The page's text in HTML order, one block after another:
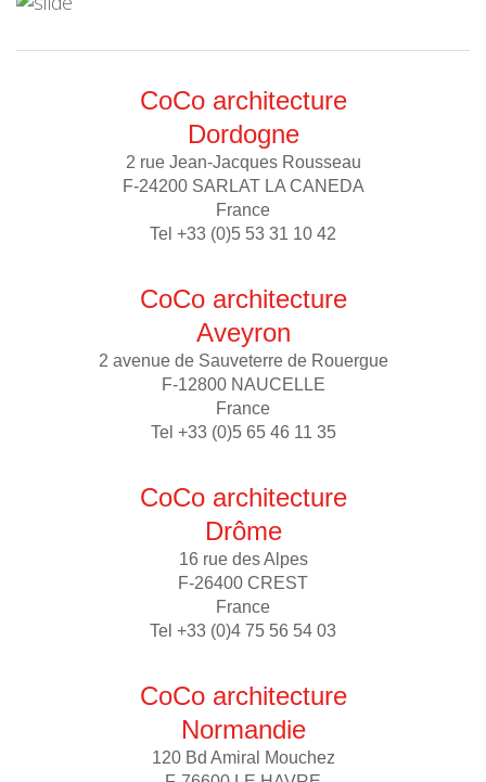
CoCo architecture
Dordogne
2 rue Jean-Jacques Rousseau
F-24200 SARLAT LA CANEDA
France
Tel +33 (0)5 53 31 10 42
CoCo architecture
Aveyron
2 avenue de Sauveterre de Rouergue
F-12800 NAUCELLE
France
Tel +33 (0)5 65 46 11 35
CoCo architecture
Drôme
16 rue des Alpes
F-26400 CREST
France
Tel +33 (0)4 75 56 54 03
CoCo architecture
Normandie
120 Bd Amiral Mouchez